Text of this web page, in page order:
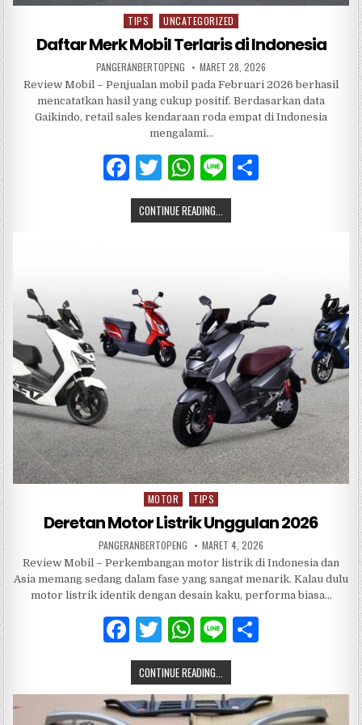
Posted
in
TIPS UNCATEGORIZED
Daftar Merk Mobil Terlaris di Indonesia
PANGERANBERTOPENG MARET 28, 2026
Review Mobil – Penjualan mobil pada Februari 2026 berhasil
mencatatkan hasil yang cukup positif. Berdasarkan data
Gaikindo, retail sales kendaraan roda empat di Indonesia
mengalami…
F
a
c
o
o
k
T
w
it
W
h
at
p
p
Li
n
CONTINUE READING...
Posted
MOTOR TIPS
Deretan Motor Listrik Unggulan 2026
PANGERANBERTOPENG MARET 4, 2026
Review Mobil – Perkembangan motor listrik di Indonesia dan
Asia memang sedang dalam fase yang sangat menarik. Kalau dulu
motor listrik identik dengan desain kaku, performa biasa…
F
a
c
e
T
w
it
te
W
h
at
s
Li
n
e
CONTINUE READING...